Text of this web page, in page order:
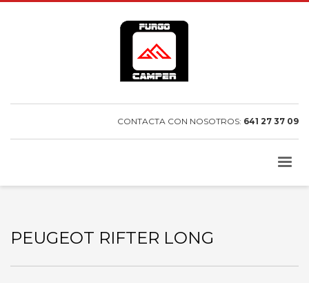
CONTACTA CON NOSOTROS: 641 27 37 09
PEUGEOT RIFTER LONG